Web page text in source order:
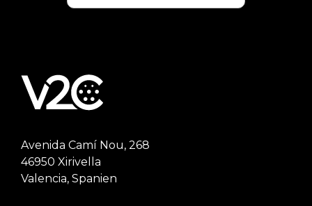
Avenida Camí Nou, 268
46950 Xirivella
Valencia, Spanien